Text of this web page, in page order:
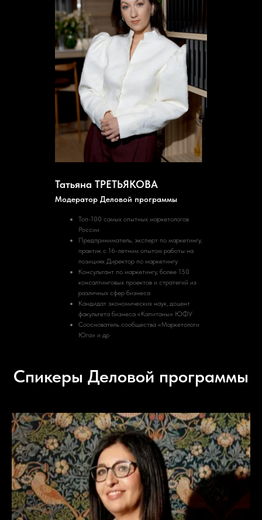
Татьяна ТРЕТЬЯКОВА
Модератор Деловой программы
Топ-100 самых опытных маркетологов
России
Предприниматель, эксперт по маркетингу,
практик с 16-летним опытом работы на
позициях Директор по маркетингу
Консультант по маркетингу, более 150
консалтинговых проектов и стратегий из
различных сфер бизнеса
Кандидат экономических наук, доцент
факультета бизнеса «Капитаны» ЮФУ
Сооснователь сообщества «Маркетологи
Юга» и др
Спикеры Деловой программы